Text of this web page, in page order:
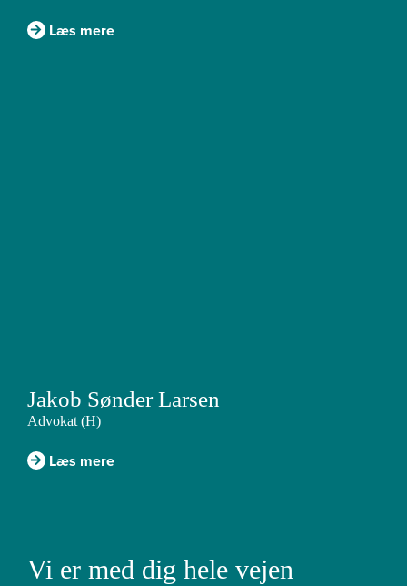
Læs mere
Jakob Sønder Larsen
Advokat (H)
Læs mere
Vi er med dig hele vejen